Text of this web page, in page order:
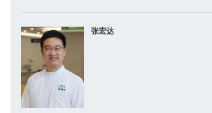
张宏达